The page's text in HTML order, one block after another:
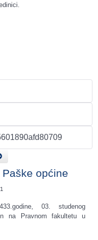
općine
03. studenog
na Pravnom fakultetu u